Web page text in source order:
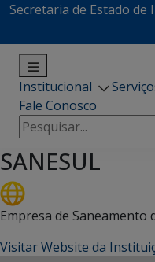
Secretaria de Estado
Institucional
Fale Conosco
Pesquisar
por:
SANESUL
Empresa de Saneamento
Visitar Website da